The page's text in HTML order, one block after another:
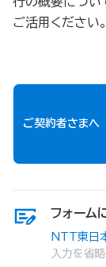
ご活用ください。
ご契約者さまへ
フォーム
NTT東日
入力を省略